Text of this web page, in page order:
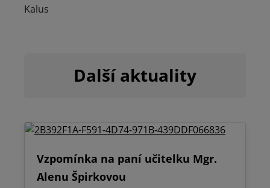
Kalus
Další aktuality
Vzpomínka na paní učitelku Mgr.
Alenu Špirkovou